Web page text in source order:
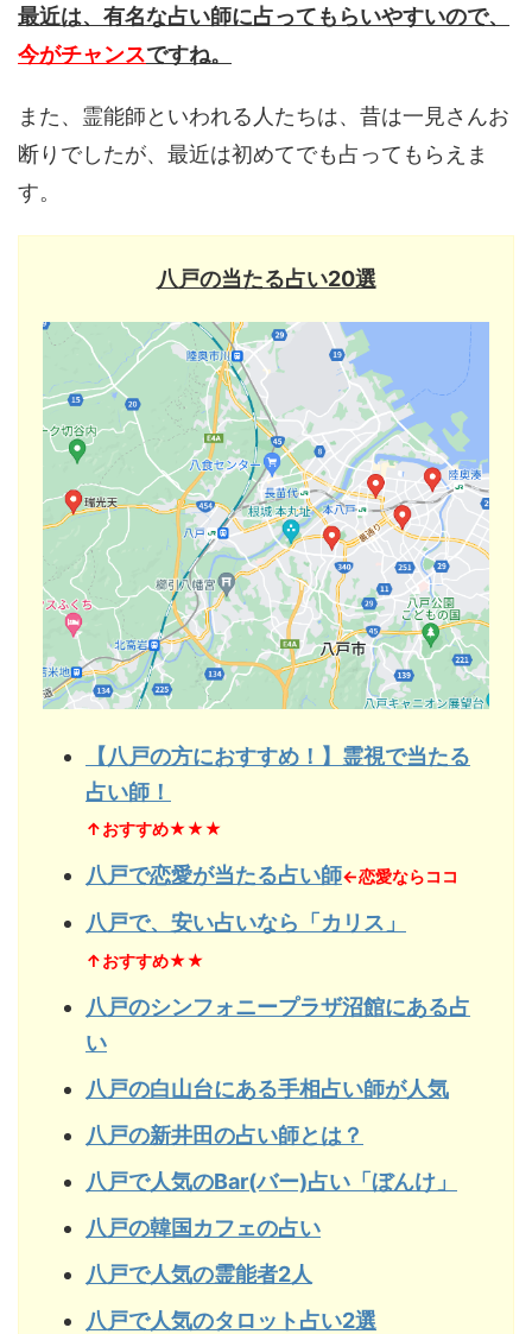
最近は、有名な占い師に占ってもらいやすいので、
今がチャンスですね。
また、霊能師といわれる人たちは、昔は一見さんお
断りでしたが、最近は初めてでも占ってもらえま
す。
八戸の当たる占い20選
【八戸の方におすすめ！】霊視で当たる
占い師！
↑おすすめ★★★
八戸で恋愛が当たる占い師←恋愛ならココ
八戸で、安い占いなら「カリス」
↑おすすめ★★
八戸のシンフォニープラザ沼館にある占
い
八戸の白山台にある手相占い師が人気
八戸の新井田の占い師とは？
八戸で人気のBar(バー)占い「ぼんけ」
八戸の韓国カフェの占い
八戸で人気の霊能者2人
八戸で人気のタロット占い2選